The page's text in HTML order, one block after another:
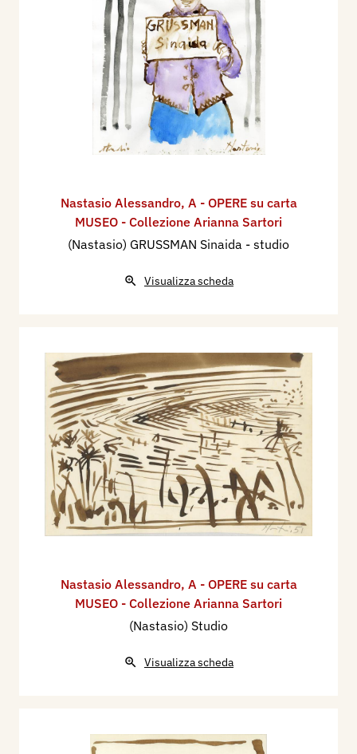
Nastasio Alessandro, A - OPERE su carta
MUSEO - Collezione Arianna Sartori
(Nastasio) GRUSSMAN Sinaida - studio
Visualizza scheda
Nastasio Alessandro, A - OPERE su carta
MUSEO - Collezione Arianna Sartori
(Nastasio) Studio
Visualizza scheda